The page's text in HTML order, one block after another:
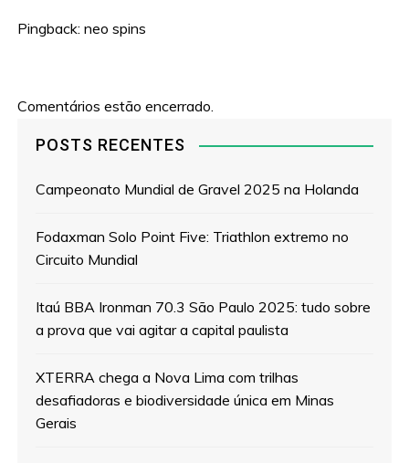
Pingback:neo spins
Comentários estão encerrado.
POSTS RECENTES
Campeonato Mundial de Gravel 2025 na Holanda
Fodaxman Solo Point Five: Triathlon extremo no
Circuito Mundial
Itaú BBA Ironman 70.3 São Paulo 2025: tudo sobre
a prova que vai agitar a capital paulista
XTERRA chega a Nova Lima com trilhas
desafiadoras e biodiversidade única em Minas
Gerais